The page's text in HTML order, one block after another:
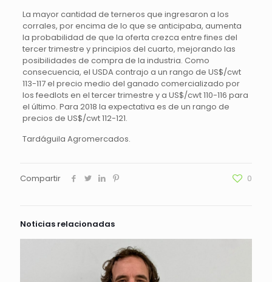
La mayor cantidad de terneros que ingresaron a los
corrales, por encima de lo que se anticipaba, aumenta
la probabilidad de que la oferta crezca entre fines del
tercer trimestre y principios del cuarto, mejorando las
posibilidades de compra de la industria. Como
consecuencia, el USDA contrajo a un rango de US$/cwt
113-117 el precio medio del ganado comercializado por
los feedlots en el tercer trimestre y a US$/cwt 110-116 para
el último. Para 2018 la expectativa es de un rango de
precios de US$/cwt 112-121.
Tardáguila Agromercados.
Compartir 0
Noticias relacionadas